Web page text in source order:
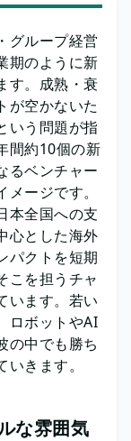
グループ経営
期のように新
す。成熟・衰
が空かないた
いう問題が指
間約10個の新
るベンチャー
ージです。
本全国への支
心とした海外
パクトを短期
こを担うチャ
います。若い
ロボットやAI
の中でも勝ち
きます。
な雰囲気